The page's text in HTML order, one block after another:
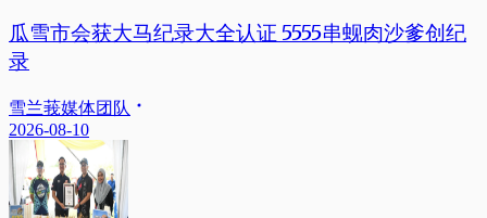
瓜雪市会获大马纪录大全认证 5555串蚬肉沙爹创纪
录
雪兰莪媒体团队
2026-08-10